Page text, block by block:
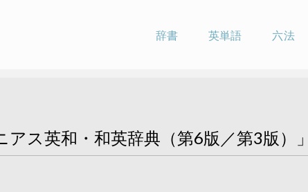
辞書 英単語 六法
アス英和・和英辞典（第6版／第3版